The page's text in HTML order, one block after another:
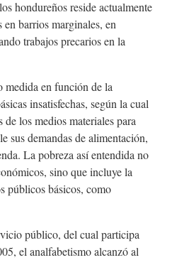
hondureños reside actualmente
en barrios marginales, en
trabajos precarios en la
medida en función de la
insatisfechas, según la cual
de los medios materiales para
sus demandas de alimentación,
La pobreza así entendida no
sino que incluye la
públicos básicos, como
público, del cual participa
el analfabetismo alcanzó al